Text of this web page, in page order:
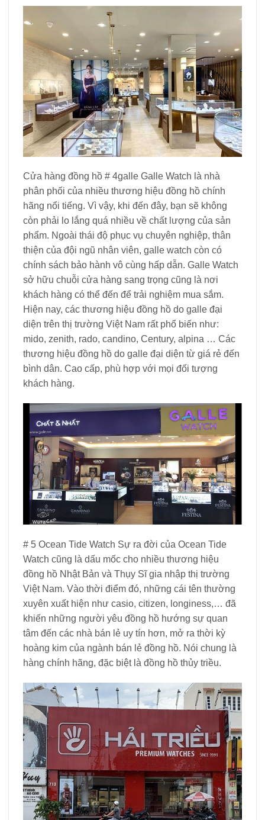
Cửa hàng đồng hồ # 4galle Galle Watch là nhà
phân phối của nhiều thương hiệu đồng hồ chính
hãng nổi tiếng. Vì vậy, khi đến đây, bạn sẽ không
còn phải lo lắng quá nhiều về chất lượng của sản
phẩm. Ngoài thái độ phục vụ chuyên nghiệp, thân
thiện của đội ngũ nhân viên, galle watch còn có
chính sách bảo hành vô cùng hấp dẫn. Galle Watch
sở hữu chuỗi cửa hàng sang trọng cũng là nơi
khách hàng có thể đến để trải nghiệm mua sắm.
Hiện nay, các thương hiệu đồng hồ do galle đại
diện trên thị trường Việt Nam rất phổ biến như:
mido, zenith, rado, candino, Century, alpina … Các
thương hiệu đồng hồ do galle đại diện từ giá rẻ đến
bình dân. Cao cấp, phù hợp với mọi đối tượng
khách hàng.
# 5 Ocean Tide Watch Sự ra đời của Ocean Tide
Watch cũng là dấu mốc cho nhiều thương hiệu
đồng hồ Nhật Bản và Thụy Sĩ gia nhập thị trường
Việt Nam. Vào thời điểm đó, những cái tên thường
xuyên xuất hiện như casio, citizen, longiness,… đã
khiến những người yêu đồng hồ hướng sự quan
tâm đến các nhà bán lẻ uy tín hơn, mở ra thời kỳ
hoàng kim của ngành bán lẻ đồng hồ. Nói chung là
hàng chính hãng, đặc biệt là đồng hồ thủy triều.